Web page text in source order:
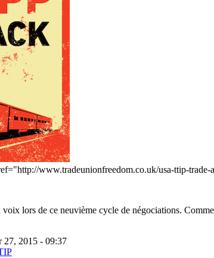
www.tradeunionfreedom.co.uk/usa-ttip-
lors de ce neuvième cycle de négociations.
27, 2015 - 09:37